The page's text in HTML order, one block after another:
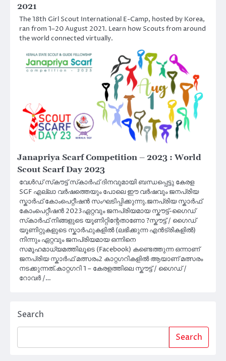
2021
The 18th Girl Scout International E-Camp, hosted by Korea,
ran from 1–20 August 2021. Learn how Scouts from around
the world connected virtually.
Janapriya Scarf Competition – 2023 : World
Scout Scarf Day 2023
വേൾഡ് സ്‌കൗട്ട് സ്‌കാർഫ് ദിനവുമായി ബന്ധപ്പെട്ടു കേരള
SGF എല്ലാ വർഷത്തെയും പോലെ ഈ വർഷവും ജനപ്രിയ
സ്കാർഫ് കോംപെറ്റീഷൻ സംഘടിപ്പിക്കുന്നു.ജനപ്രിയ സ്കാർഫ്
കോംപെറ്റീഷൻ 2023ഏറ്റവും ജനപ്രിയമായ സ്കൗട്ട്-ഗൈഡ്
സ്‌കാർഫ് നിങ്ങളുടെ യൂണിറ്റിന്റേതാണോ ?സ്കൗട്ട് / ഗൈഡ്
യൂണിറ്റുകളുടെ സ്കാർഫുകളിൽ (ലഭിക്കുന്ന എൻട്രികളിൽ)
നിന്നും ഏറ്റവും ജനപ്രിയമായ ഒന്നിനെ
സമൂഹമാധ്യമത്തിലൂടെ (Facebook) കണ്ടെത്തുന്ന ഒന്നാണ്
ജനപ്രിയ സ്കാർഫ് മത്സരം2 കാറ്റഗറികളിൽ ആയാണ് മത്സരം
നടക്കുന്നത്.കാറ്റഗറി 1 – കേരളത്തിലെ സ്കൗട്ട് / ഗൈഡ് /
റോവർ /…
Search
Search